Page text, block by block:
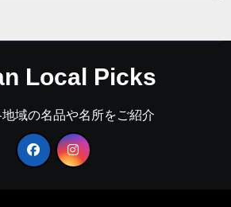
Local Picks
域の名品や名所をご紹介